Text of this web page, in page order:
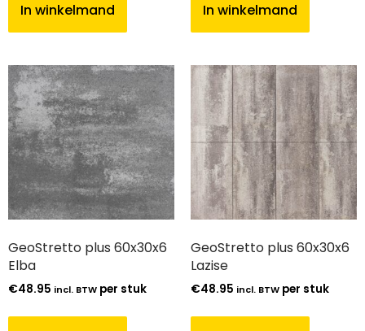
In winkelmand In winkelmand
GeoStretto plus 60x30x6
Elba
€48.95 incl. BTW per stuk
GeoStretto plus 60x30x6
Lazise
€48.95 incl. BTW per stuk